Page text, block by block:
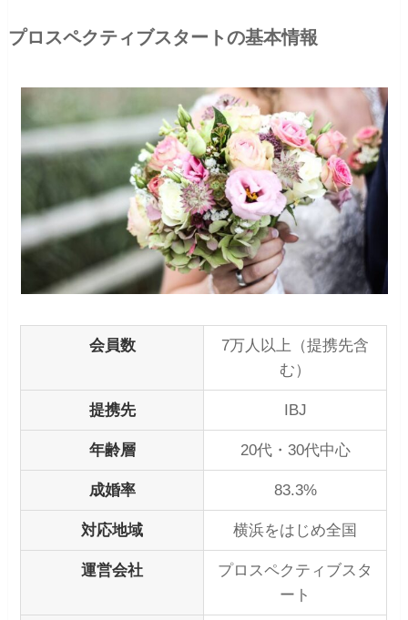
プロスペクティブスタートの基本情報
会員数
7万人以上（提携先含
む）
提携先 IBJ
年齢層 20代・30代中心
成婚率 83.3%
対応地域 横浜をはじめ全国
運営会社
プロスペクティブスタ
ート